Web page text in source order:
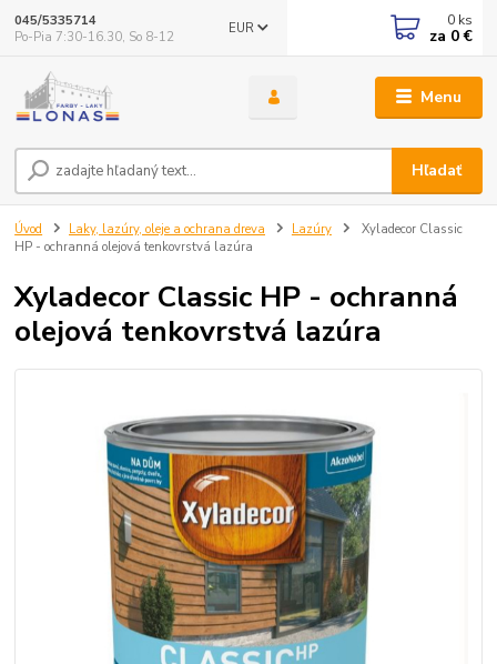
Menu
EUR
Hľadať
045/5335714
Po-Pia 7:30-16.30, So 8-12
0 ks
za 0 €
Úvod Laky, lazúry, oleje a ochrana dreva Lazúry
Xyladecor Classic
HP - ochranná olejová tenkovrstvá lazúra
Xyladecor Classic HP - ochranná
olejová tenkovrstvá lazúra